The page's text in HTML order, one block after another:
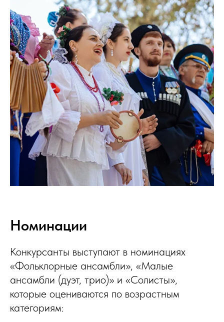
Номинации
Конкурсанты выступают в номинациях
«Фольклорные ансамбли», «Малые
ансамбли (дуэт, трио)» и «Солисты»,
которые оцениваются по возрастным
категориям: